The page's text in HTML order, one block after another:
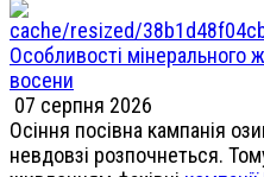
Особливості мінерального
восени
07 серпня 2026
Осіння посівна кампанія
невдовзі розпочнеться.